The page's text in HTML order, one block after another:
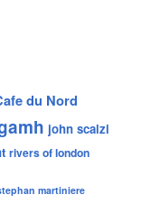
du Nord
john scalzi
rivers of london
martiniere